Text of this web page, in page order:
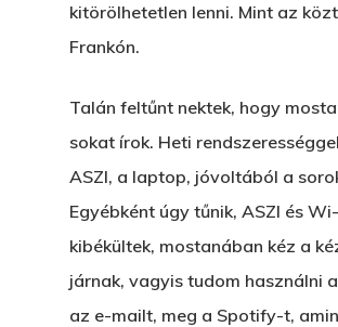
kitörölhetetlen lenni. Mint az
Frankón.
Talán feltűnt nektek, hogy
sokat írok. Heti
ASZI, a laptop, jóvoltából a
Egyébként úgy tűnik, ASZI és
kibékültek, mostanában kéz a
járnak, vagyis tudom használni
az e-mailt, meg a Spotify-t,